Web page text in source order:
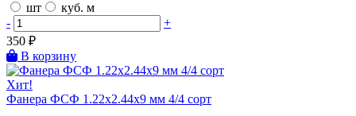
шт
куб. м
-
+
350 ₽
В корзину
Хит!
Фанера ФСФ 1.22х2.44х9 мм 4/4 сорт